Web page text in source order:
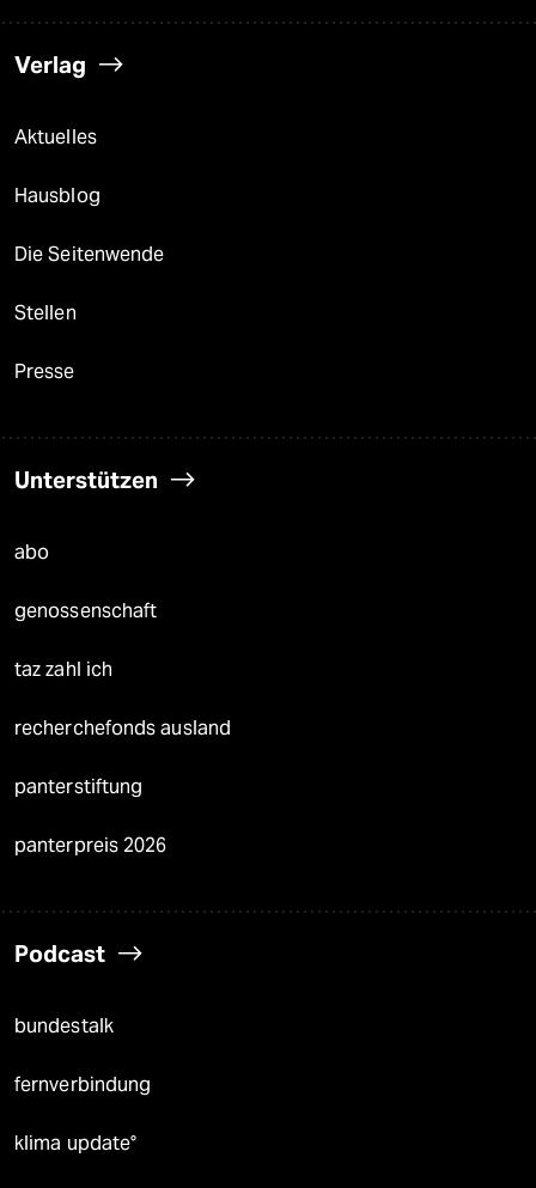
Verlag
Aktuelles
Hausblog
Die Seitenwende
Stellen
Presse
Unterstützen
abo
genossenschaft
taz zahl ich
recherchefonds ausland
panterstiftung
panterpreis 2026
Podcast
bundestalk
fernverbindung
klima update°